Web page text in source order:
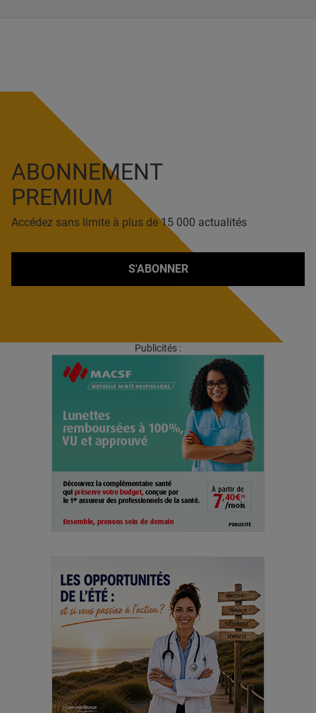
ABONNEMENT
PREMIUM
Accédez sans limite à plus de 15 000 actualités
S'ABONNER
Publicités :